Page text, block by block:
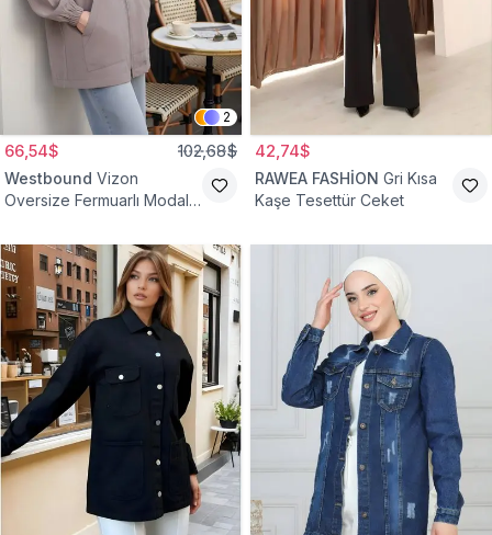
2
66,54$ 102,68$
Westbound Vizon
Oversize Fermuarlı Modal
42,74$
RAWEA FASHİON Gri Kısa
Kaşe Tesettür Ceket